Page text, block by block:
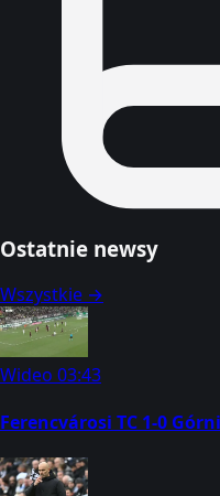
Ostatnie newsy
Wszystkie →
Wideo 03:43
Ferencvárosi TC 1-0